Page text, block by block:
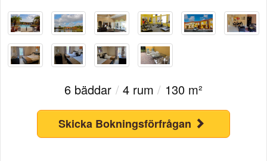
6 bäddar /4 rum/ 130 m²
Skicka Bokningsförfrågan